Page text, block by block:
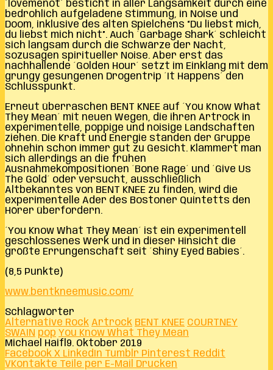
´lovemenot´ besticht in aller Langsamkeit durch eine
bedrohlich aufgeladene Stimmung, in Noise und
Doom, inklusive des alten Spielchens “Du liebst mich,
du liebst mich nicht”. Auch ´Garbage Shark´ schleicht
sich langsam durch die Schwärze der Nacht,
sozusagen spiritueller Noise. Aber erst das
nachhallende ´Golden Hour´ setzt im Einklang mit dem
grungy gesungenen Drogentrip ´It Happens´ den
Schlusspunkt.
Erneut überraschen BENT KNEE auf ´You Know What
They Mean´ mit neuen Wegen, die ihren Artrock in
experimentelle, poppige und noisige Landschaften
ziehen. Die Kraft und Energie standen der Gruppe
ohnehin schon immer gut zu Gesicht. Klammert man
sich allerdings an die frühen
Ausnahmekompositionen ´Bone Rage´ und ´Give Us
The Gold´ oder versucht, ausschließlich
Altbekanntes von BENT KNEE zu finden, wird die
experimentelle Ader des Bostoner Quintetts den
Hörer überfordern.
´You Know What They Mean´ ist ein experimentell
geschlossenes Werk und in dieser Hinsicht die
größte Errungenschaft seit ´Shiny Eyed Babies´.
(8,5 Punkte)
www.bentkneemusic.com/
Schlagwörter
Alternative Rock Artrock BENT KNEE COURTNEY
SWAIN pop You Know What They Mean
Michael Haifl 9. Oktober 2019
Facebook X LinkedIn Tumblr Pinterest Reddit
VKontakte Teile per E-Mail Drucken